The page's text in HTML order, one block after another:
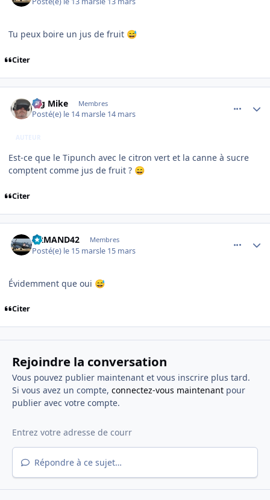
Tu peux boire un jus de fruit 😅
Citer
Big Mike Membres
Posté(e) le 14 marsle 14 mars
AUTEUR
Est-ce que le Tipunch avec le citron vert et la canne à sucre
comptent comme jus de fruit ? 😄
Citer
ARMAND42 Membres
Posté(e) le 15 marsle 15 mars
Évidemment que oui 😅
Citer
Rejoindre la conversation
Vous pouvez publier maintenant et vous inscrire plus tard.
Si vous avez un compte, connectez-vous maintenantpour
publier avec votre compte.
Répondre à ce sujet…